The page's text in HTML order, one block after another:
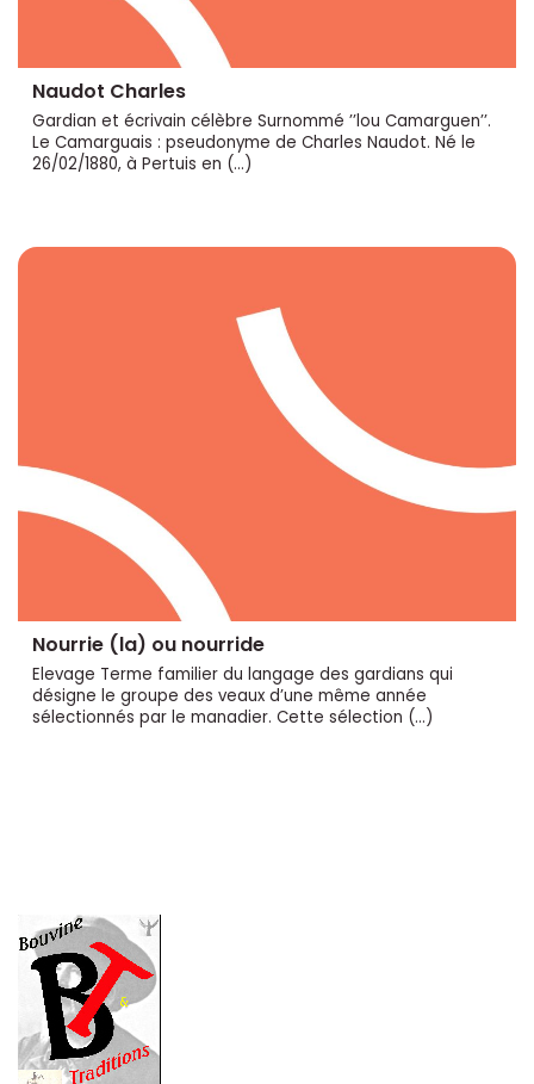
Naudot Charles
Gardian et écrivain célèbre Surnommé ’’lou Camarguen’’.
Le Camarguais : pseudonyme de Charles Naudot. Né le
26/02/1880, à Pertuis en (…)
Nourrie (la) ou nourride
Elevage Terme familier du langage des gardians qui
désigne le groupe des veaux d’une même année
sélectionnés par le manadier. Cette sélection (…)